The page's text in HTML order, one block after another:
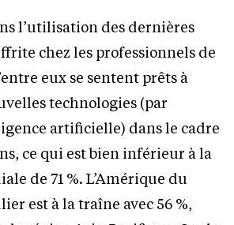
l’utilisation des dernières
chez les professionnels de
eux se sentent prêts à
technologies (par
artificielle) dans le cadre
ce qui est bien inférieur à la
de 71 %. L’Amérique du
est à la traîne avec 56 %,